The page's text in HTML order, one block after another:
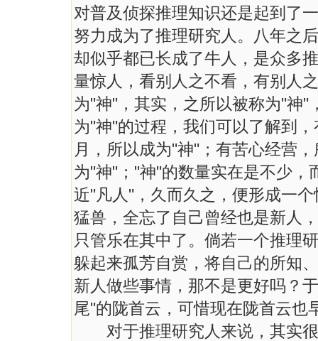
对普及侦探推理知识还是起到了
努力成为了推理研究人。八年之
却似乎都已长成了牛人，是众多
量惊人，看别人之不看，有别人
为"神"，其实，之所以被称为"神
为"神"的过程，我们可以了解到
月，所以成为"神"；有苦心经营
为"神"；"神"的数量实在是不少
近"凡人"，久而久之，便形成一
猛兽，全忘了自己曾经也是新人
只管乐在其中了。倘若一个推理
躲起来孤芳自赏，将自己的所知
新人做些事情，那不是更好吗？
尾"的陇首云，可惜现在陇首云也
对于推理研究人来说，其实很